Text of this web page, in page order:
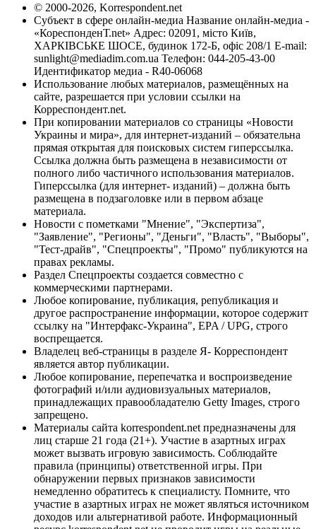
© 2000-2026, Korrespondent.net
Субъект в сфере онлайн-медиа Название онлайн-медиа -
«КореспонденТ.net» Адрес: 02091, місто Київ,
ХАРКІВСЬКЕ ШОСЕ, будинок 172-Б, офіс 208/1 E-mail:
sunlight@mediadim.com.ua Телефон: 044-205-43-00
Идентификатор медиа - R40-06068
Использование любых материалов, размещённых на
сайте, разрешается при условии ссылки на
Корреспондент.net.
При копировании материалов со страницы «Новости
Украины и мира», для интернет-изданий – обязательна
прямая открытая для поисковых систем гиперссылка.
Ссылка должна быть размещена в независимости от
полного либо частичного использования материалов.
Гиперссылка (для интернет- изданий) – должна быть
размещена в подзаголовке или в первом абзаце
материала.
Новости с пометками "Мнение", "Экспертиза",
"Заявление", "Регионы", "Деньги", "Власть", "Выборы",
"Тест-драйв", "Спецпроекты", "Промо" публикуются на
правах рекламы.
Раздел Спецпроекты создается совместно с
коммерческими партнерами.
Любое копирование, публикация, републикация и
другое распространение информации, которое содержит
ссылку на "Интерфакс-Украина", EPA / UPG, строго
воспрещается.
Владелец веб-страницы в разделе Я- Корреспондент
является автор публикации.
Любое копирование, перепечатка и воспроизведение
фотографий и/или аудиовизуальных материалов,
принадлежащих правообладателю Getty Images, строго
запрещено.
Материалы сайта korrespondent.net предназначены для
лиц старше 21 года (21+). Участие в азартных играх
может вызвать игровую зависимость. Соблюдайте
правила (принципы) ответственной игры. При
обнаружении первых признаков зависимости
немедленно обратитесь к специалисту. Помните, что
участие в азартных играх не может являться источником
доходов или альтернативой работе. Информационный